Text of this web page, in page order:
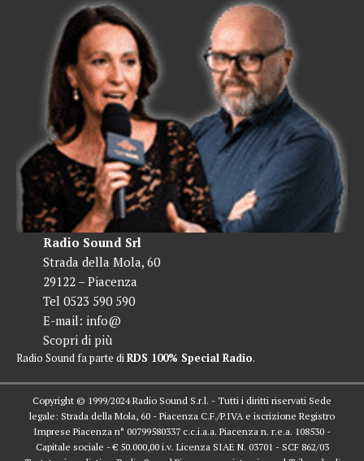
Radio Sound Srl
Strada della Mola, 60
29122 – Piacenza
Tel 0523 590 590
E-mail: info@
Scopri di più
Radio Sound fa parte diRDS 100% Special Radio.
Copyright © 1999/2024 Radio Sound S.r.l. - Tutti i diritti riservati Sede
legale: Strada della Mola, 60 - Piacenza C.F./P.IVA e iscrizione Registro
Imprese Piacenza n° 00799580337 c.c.i.a.a. Piacenza n. r.e.a. 108530 -
Capitale sociale - € 50.000,00 i.v. Licenza SIAE N. 03701 - SCF 862/03